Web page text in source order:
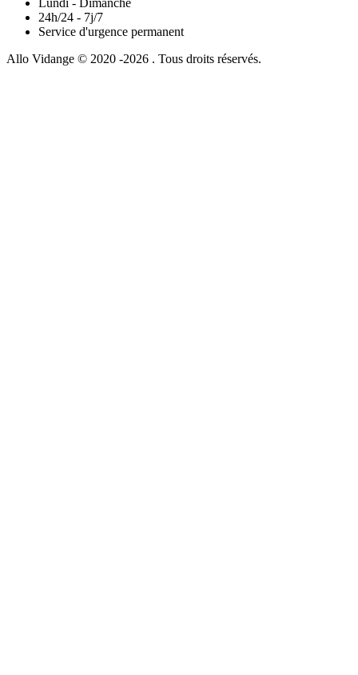
24h/24 - 7j/7
Service d'urgence permanent
Allo Vidange © 2020 -2026 . Tous droits réservés.